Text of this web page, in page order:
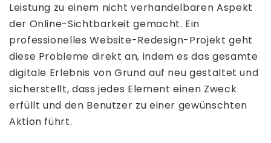
Leistung zu einem nicht verhandelbaren Aspekt
der Online-Sichtbarkeit gemacht. Ein
professionelles Website-Redesign-Projekt geht
diese Probleme direkt an, indem es das gesamte
digitale Erlebnis von Grund auf neu gestaltet und
sicherstellt, dass jedes Element einen Zweck
erfüllt und den Benutzer zu einer gewünschten
Aktion führt.